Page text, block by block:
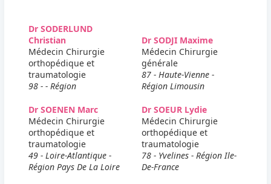
Dr SODERLUND
Christian
Médecin Chirurgie
orthopédique et
traumatologie
98 - - Région
Dr SODJI Maxime
Médecin Chirurgie
générale
87 - Haute-Vienne -
Région Limousin
Dr SOENEN Marc
Médecin Chirurgie
orthopédique et
traumatologie
49 - Loire-Atlantique -
Région Pays De La Loire
Dr SOEUR Lydie
Médecin Chirurgie
orthopédique et
traumatologie
78 - Yvelines - Région Ile-
De-France